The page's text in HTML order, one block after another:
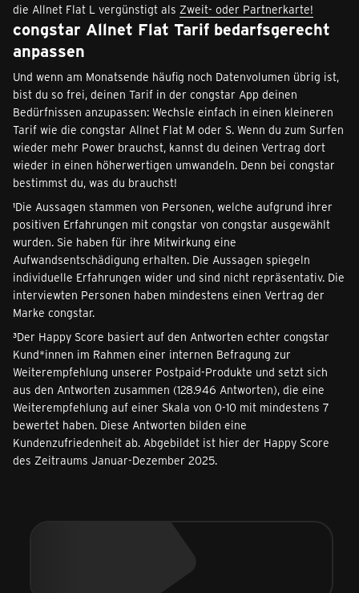
die Allnet Flat L vergünstigt als Zweit- oder Partnerkarte!
congstar Allnet Flat Tarif bedarfsgerecht
anpassen
Und wenn am Monatsende häufig noch Datenvolumen übrig ist,
bist du so frei, deinen Tarif in der congstar App deinen
Bedürfnissen anzupassen: Wechsle einfach in einen kleineren
Tarif wie die congstar Allnet Flat M oder S. Wenn du zum Surfen
wieder mehr Power brauchst, kannst du deinen Vertrag dort
wieder in einen höherwertigen umwandeln. Denn bei congstar
bestimmst du, was du brauchst!
¹Die Aussagen stammen von Personen, welche aufgrund ihrer
positiven Erfahrungen mit congstar von congstar ausgewählt
wurden. Sie haben für ihre Mitwirkung eine
Aufwandsentschädigung erhalten. Die Aussagen spiegeln
individuelle Erfahrungen wider und sind nicht repräsentativ. Die
interviewten Personen haben mindestens einen Vertrag der
Marke congstar.
³Der Happy Score basiert auf den Antworten echter congstar
Kund*innen im Rahmen einer internen Befragung zur
Weiterempfehlung unserer Postpaid-Produkte und setzt sich
aus den Antworten zusammen (128.946 Antworten), die eine
Weiterempfehlung auf einer Skala von 0-10 mit mindestens 7
bewertet haben. Diese Antworten bilden eine
Kundenzufriedenheit ab. Abgebildet ist hier der Happy Score
des Zeitraums Januar-Dezember 2025.